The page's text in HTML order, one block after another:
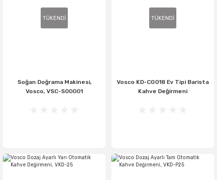
TÜKENDİ
Soğan Doğrama Makinesi,
Vosco, VSC-S00001
TÜKENDİ
Vosco KD-CG018 Ev Tipi Barista
Kahve Değirmeni